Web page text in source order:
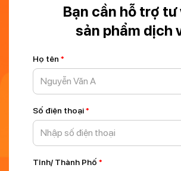
Bạn cần hỗ trợ tư
sản phẩm dịch
Họ tên *
Số điện thoại*
Tỉnh/ Thành Phố *